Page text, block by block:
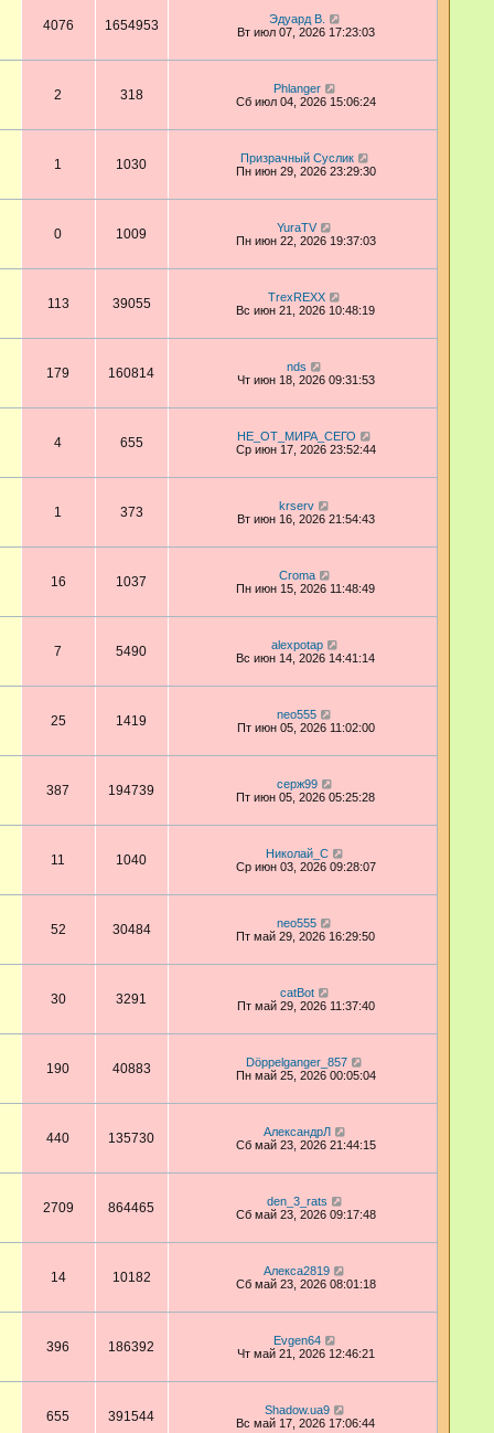
4076 1654953
Эдуард В.
Вт июл 07, 2026 17:23:03
2 318
Phlanger
Сб июл 04, 2026 15:06:24
1 1030
Призрачный Суслик
Пн июн 29, 2026 23:29:30
0 1009
YuraTV
Пн июн 22, 2026 19:37:03
113 39055
TrexREXX
Вс июн 21, 2026 10:48:19
179 160814
nds
Чт июн 18, 2026 09:31:53
4 655
НЕ_ОТ_МИРА_СЕГО
Ср июн 17, 2026 23:52:44
1 373
krserv
Вт июн 16, 2026 21:54:43
16 1037
Croma
Пн июн 15, 2026 11:48:49
7 5490
alexpotap
Вс июн 14, 2026 14:41:14
25 1419
neo555
Пт июн 05, 2026 11:02:00
387 194739
серж99
Пт июн 05, 2026 05:25:28
11 1040
Николай_С
Ср июн 03, 2026 09:28:07
52 30484
neo555
Пт май 29, 2026 16:29:50
30 3291
catBot
Пт май 29, 2026 11:37:40
190 40883
Dӧppelganger_857
Пн май 25, 2026 00:05:04
440 135730
АлександрЛ
Сб май 23, 2026 21:44:15
2709 864465
den_3_rats
Сб май 23, 2026 09:17:48
14 10182
Алекса2819
Сб май 23, 2026 08:01:18
396 186392
Evgen64
Чт май 21, 2026 12:46:21
655 391544
Shadow.ua9
Вс май 17, 2026 17:06:44